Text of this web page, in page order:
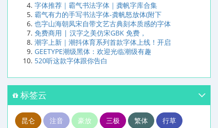
字体推荐｜霸气书法字体｜龚帆字库合集
霸气有力的手写书法字体-龚帆怒放体(附下
也字山海朝凤宋自带文艺古典刻本质感的字体
免费商用 | 汉字之美仿宋GBK 免费，
潮字上新｜潮抖体育系列首款字体上线！开启
GEETYPE潮级黑体：欢迎光临潮级有趣
520听这款字体跟你告白
标签云
昆仑 注音 豪放 三极 繁体 行草